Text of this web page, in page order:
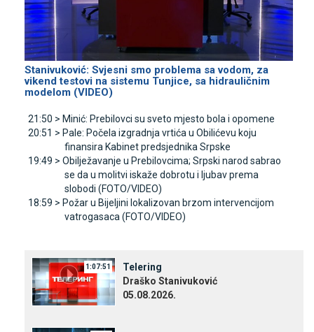
Stanivuković: Svjesni smo problema sa vodom, za
vikend testovi na sistemu Tunjice, sa hidrauličnim
modelom (VIDEO)
21:50 > Minić: Prebilovci su sveto mjesto bola i opomene
20:51 > Pale: Počela izgradnja vrtića u Obilićevu koju
finansira Kabinet predsjednika Srpske
19:49 > Obilježavanje u Prebilovcima; Srpski narod sabrao
se da u molitvi iskaže dobrotu i ljubav prema
slobodi (FOTO/VIDEO)
18:59 > Požar u Bijeljini lokalizovan brzom intervencijom
vatrogasaca (FOTO/VIDEO)
1:07:51
Telering
Draško Stanivuković
05.08.2026.